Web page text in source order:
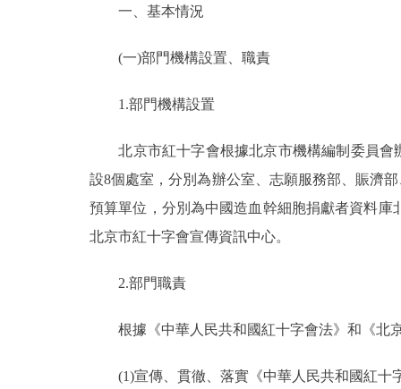
個人服務
便民服務
仲介服務
政民互動
12345網上接訴即辦
一、基本情況
(一)部門機構設置、職責
1.部門機構設置
北京市紅十字會根據北京市機構編制委員會
設8個處室，分別為辦公室、志願服務部、賑濟
預算單位，分別為中國造血幹細胞捐獻者資料
北京市紅十字會宣傳資訊中心。
2.部門職責
根據《中華人民共和國紅十字會法》和《北京
(1)宣傳、貫徹、落實《中華人民共和國紅十